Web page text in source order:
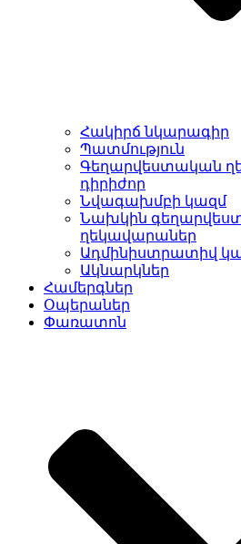
Հակիրճ նկարագիր
Պատմություն
Գեղարվեստական
դիրիժոր
Նվագախմբի կազմ
Նախկին
ղեկավարաներ
Ադմինիստրատիվ
Ակնարկներ
Համերգներ
Օպերաներ
Փառատոն